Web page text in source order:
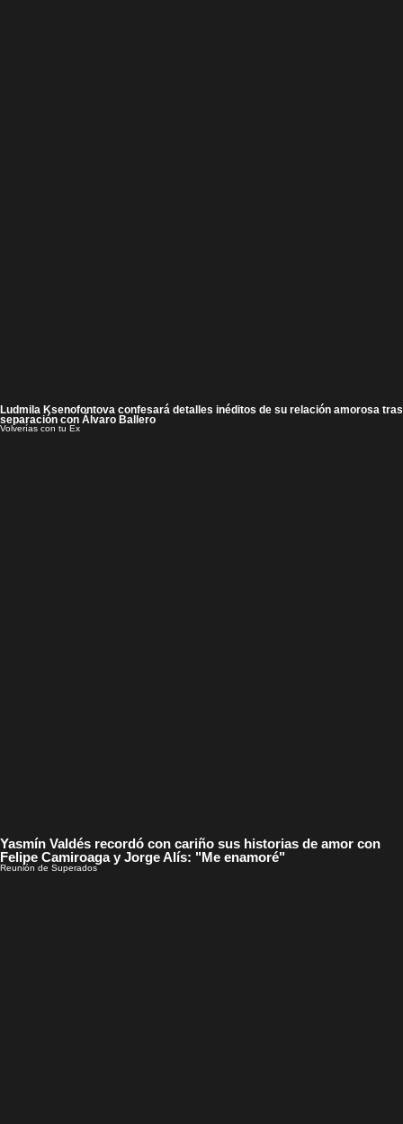
Ludmila Ksenofontova confesará detalles inéditos de su relación amorosa tras
separación con Álvaro Ballero
Volverías con tu Ex
Yasmín Valdés recordó con cariño sus historias de amor con
Felipe Camiroaga y Jorge Alís: "Me enamoré"
Reunión de Superados